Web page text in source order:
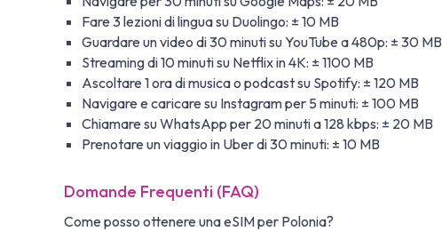
Fare 3 lezioni di lingua su Duolingo: ± 10 MB
Guardare un video di 30 minuti su YouTube a 480p: ± 30 MB
Streaming di 10 minuti su Netflix in 4K: ± 1100 MB
Ascoltare 1 ora di musica o podcast su Spotify: ± 120 MB
Navigare e caricare su Instagram per 5 minuti: ± 100 MB
Chiamare su WhatsApp per 20 minuti a 128 kbps: ± 20 MB
Prenotare un viaggio in Uber di 30 minuti: ± 10 MB
Domande Frequenti (FAQ)
Come posso ottenere una eSIM per Polonia?